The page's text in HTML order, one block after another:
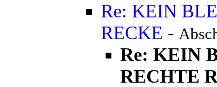
Re: KEIN
RECKE -
Re: KEIN
RECHTE